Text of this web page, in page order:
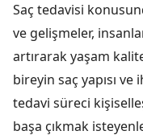
Saç tedavisi
ve gelişmeler,
artırarak yaşam
bireyin saç yapısı ve
tedavi süreci
başa çıkmak